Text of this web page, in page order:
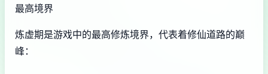
最高境界
炼虚期是游戏中的最高修炼境界，代表着修仙道路的巅
峰：